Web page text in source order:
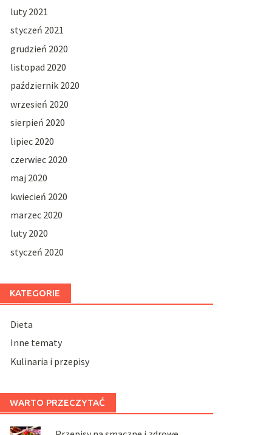
luty 2021
styczeń 2021
grudzień 2020
listopad 2020
październik 2020
wrzesień 2020
sierpień 2020
lipiec 2020
czerwiec 2020
maj 2020
kwiecień 2020
marzec 2020
luty 2020
styczeń 2020
KATEGORIE
Dieta
Inne tematy
Kulinaria i przepisy
WARTO PRZECZYTAĆ